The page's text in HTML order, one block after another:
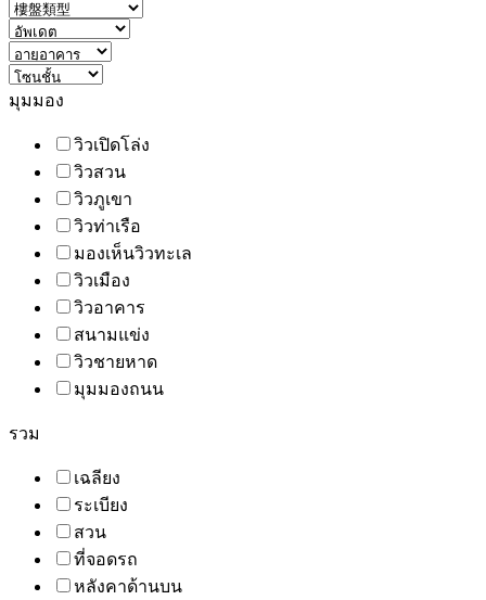
มุมมอง
วิวเปิดโล่ง
วิวสวน
วิวภูเขา
วิวท่าเรือ
มองเห็นวิวทะเล
วิวเมือง
วิวอาคาร
สนามแข่ง
วิวชายหาด
มุมมองถนน
รวม
เฉลียง
ระเบียง
สวน
ที่จอดรถ
หลังคาด้านบน